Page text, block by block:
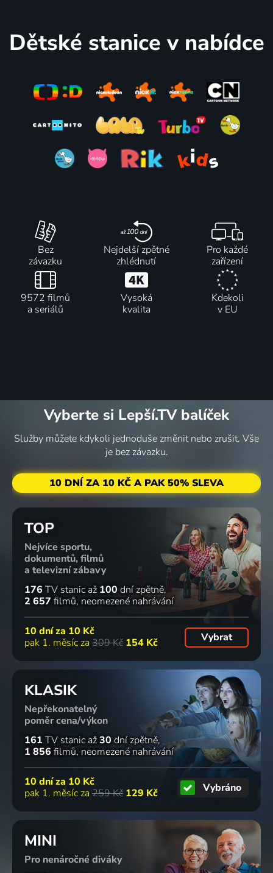
Dětské stanice v nabídce
Bez
závazku
Nejdelší zpětné
zhlédnutí
Pro každé
zařízení
9572 filmů
a seriálů
Vysoká
kvalita
Kdekoli
v EU
Vyberte si Lepší.TV balíček
Služby můžete kdykoli jednoduše změnit nebo zrušit. Vše
je bez závazku.
10 DNÍ ZA 10 KČ A PAK 50% SLEVA
TOP
Nejvíce sportu,
dokumentů, filmů
a televizní zábavy
176 TV stanic až 100 dní zpětně
2 657 filmů neomezené nahrávání
10 dní za 10 Kč
pak 1. měsíc za 309 Kč 154 Kč Vybrat
KLASIK
Nepřekonatelný
poměr cena/výkon
161 TV stanic až30 dní zpětně
1 856 filmů neomezené nahrávání
10 dní za 10 Kč
pak 1. měsíc za 259 Kč 129 Kč Vybráno
MINI
Pro nenáročné diváky